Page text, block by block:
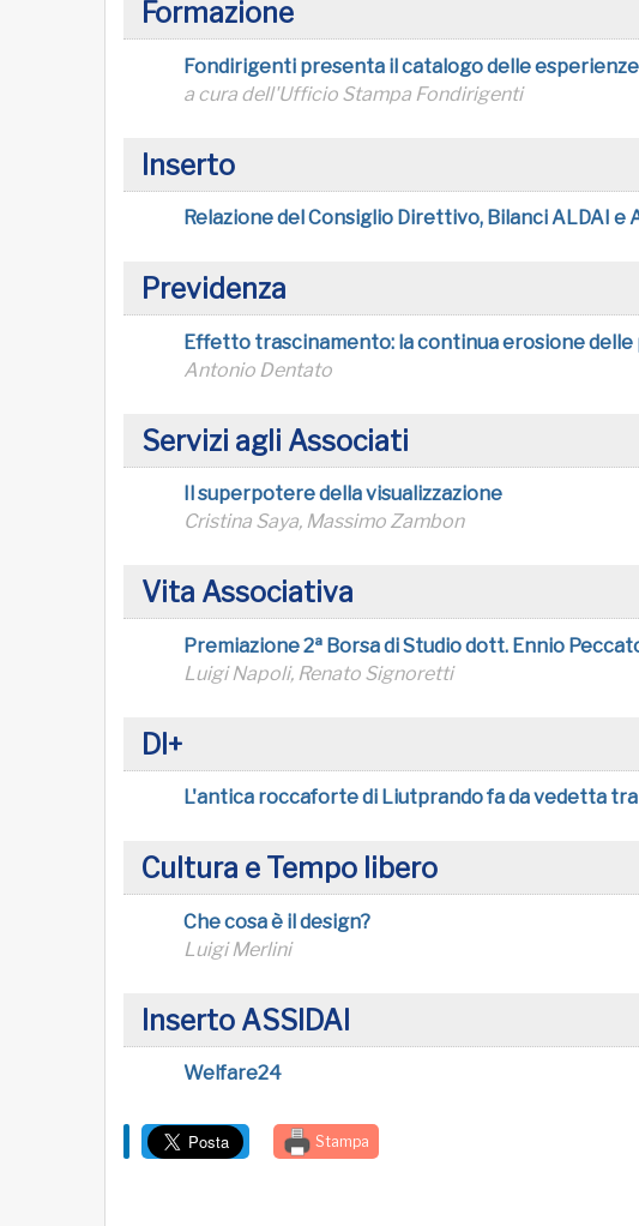
Formazione
Fondirigenti presenta il catalogo delle
a cura dell'Ufficio Stampa Fondirigenti
Inserto
Relazione del Consiglio Direttivo, Bilanci ALDAI e
Previdenza
Effetto trascinamento: la continua erosione delle
Antonio Dentato
Servizi agli Associati
Il superpotere della visualizzazione
Cristina Saya, Massimo Zambon
Vita Associativa
Premiazione 2ª Borsa di Studio dott. Ennio
Luigi Napoli, Renato Signoretti
DI+
L'antica roccaforte di Liutprando fa da vedetta
Cultura e Tempo libero
Che cosa è il design?
Luigi Merlini
Inserto ASSIDAI
Welfare24
Stampa